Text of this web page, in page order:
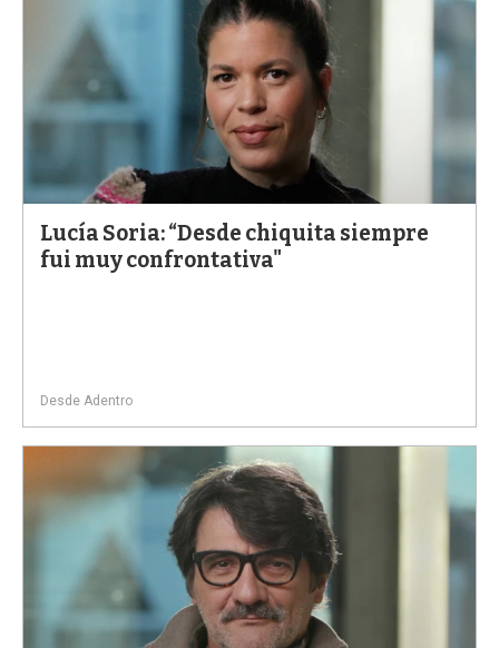
a
Lucía Soria: “Desde chiquita siempre
fui muy confrontativa"
Desde Adentro